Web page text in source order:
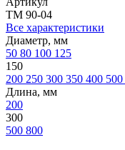
ТМ 90-04
Все характеристики
Диаметр, мм
50 80 100 125
150
200 250 300 350 400 500
Длина, мм
200
300
500 800